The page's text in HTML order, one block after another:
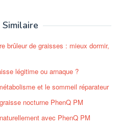
brûleur de graisses : mieux dormir,
légitime ou arnaque ?
et le sommeil réparateur
nocturne PhenQ PM
avec PhenQ PM